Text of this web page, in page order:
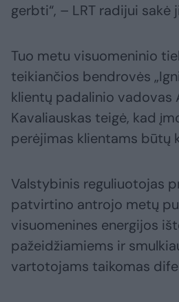
gerbti“, – LRT radijui sakė
Tuo metu visuomeninio
teikiančios bendrovės
klientų padalinio vadovas
Kavaliauskas teigė, kad
perėjimas klientams būtų
Valstybinis reguliuotojas
patvirtino antrojo metų
visuomenines energijos
pažeidžiamiems ir
vartotojams taikomas